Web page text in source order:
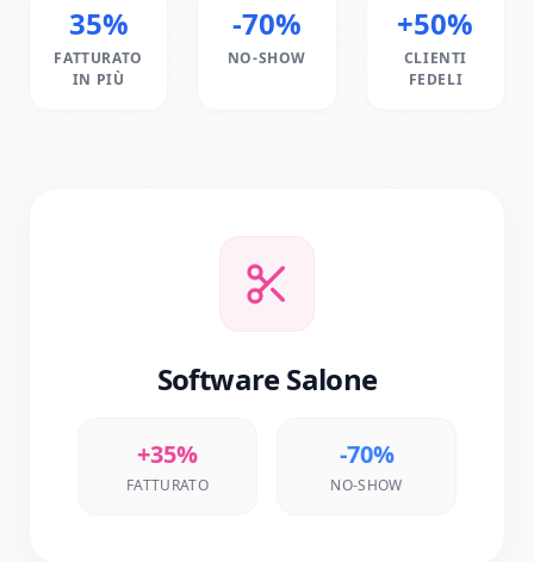
35%
FATTURATO
IN PIÙ
-70%
NO-SHOW
+50%
CLIENTI
FEDELI
Software Salone
+35%
FATTURATO
-70%
NO-SHOW